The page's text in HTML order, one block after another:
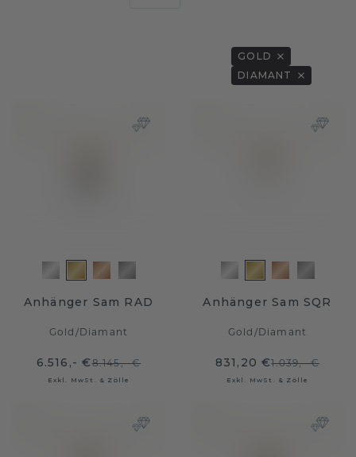
GOLD
DIAMANT
Anhänger Sam RAD
Gold /Diamant
6.516,- €8.145,- €
Exkl. MwSt. & Zölle
Anhänger Sam SQR
Gold /Diamant
831,20 €1.039,- €
Exkl. MwSt. & Zölle